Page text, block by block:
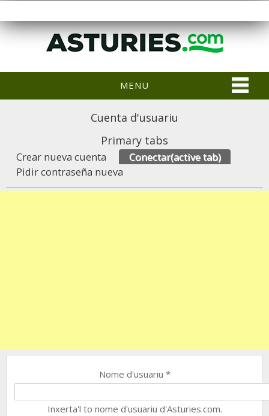
MENU
Cuenta d'usuariu
Primary tabs
Crear nueva cuenta Conectar(active tab)
Pidir contraseña nueva
Nome d'usuariu *
Inxerta'l to nome d'usuariu d'Asturies.com.